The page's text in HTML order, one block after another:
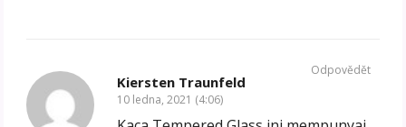
Kiersten Traunfeld
10 ledna, 2021 (4:06)
Odpovědět